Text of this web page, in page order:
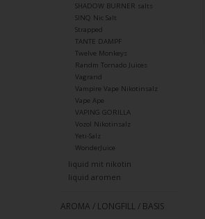
SHADOW BURNER salts
SINQ Nic Salt
Strapped
TANTE DAMPF
Twelve Monkeys
Randm Tornado Juices
Vagrand
Vampire Vape Nikotinsalz
Vape Ape
VAPING GORILLA
Vozol Nikotinsalz
Yeti-Salz
WonderJuice
liquid mit nikotin
liquid aromen
AROMA / LONGFILL / BASIS